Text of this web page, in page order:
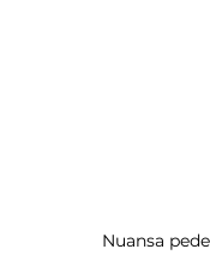
Nuansa